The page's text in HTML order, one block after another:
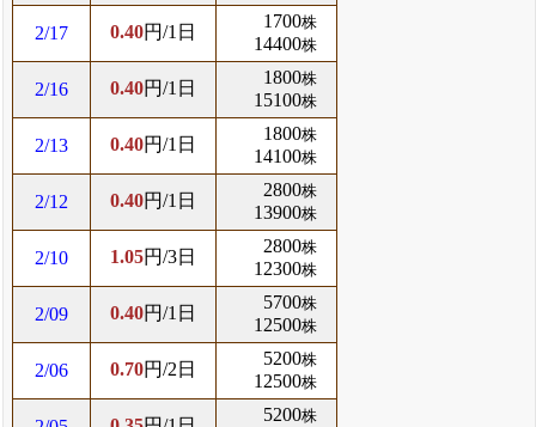
2/17 0.40円/1日
1700株
14400株
2/16 0.40円/1日
1800株
15100株
2/13 0.40円/1日
1800株
14100株
2/12 0.40円/1日
2800株
13900株
2/10 1.05円/3日
2800株
12300株
2/09 0.40円/1日
5700株
12500株
2/06 0.70円/2日
5200株
12500株
5200株